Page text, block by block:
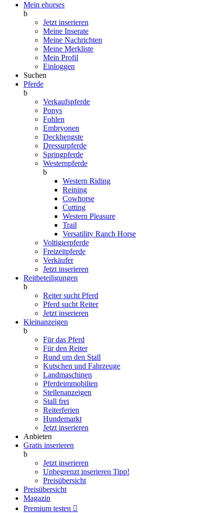
Mein ehorses
b
Jetzt inserieren
Meine Inserate
Meine Nachrichten
Meine Merkliste
Mein Profil
Einloggen
Suchen
Pferde
b
Verkaufspferde
Ponys
Fohlen
Embryonen
Deckhengste
Dressurpferde
Springpferde
Westernpferde
b
Western Riding
Reining
Cowhorse
Cutting
Western Pleasure
Trail
Versatility Ranch Horse
Voltigierpferde
Freizeitpferde
Verkäufer
Jetzt inserieren
Reitbeteiligungen
b
Reiter sucht Pferd
Pferd sucht Reiter
Jetzt inserieren
Kleinanzeigen
b
Für das Pferd
Für den Reiter
Rund um den Stall
Kutschen und Fahrzeuge
Landmaschinen
Pferdeimmobilien
Stellenanzeigen
Stall frei
Reiterferien
Hundemarkt
Jetzt inserieren
Anbieten
Gratis inserieren
b
Jetzt inserieren
Unbegrenzt inserieren Tipp!
Preisübersicht
Preisübersicht
Magazin
Premium testen 